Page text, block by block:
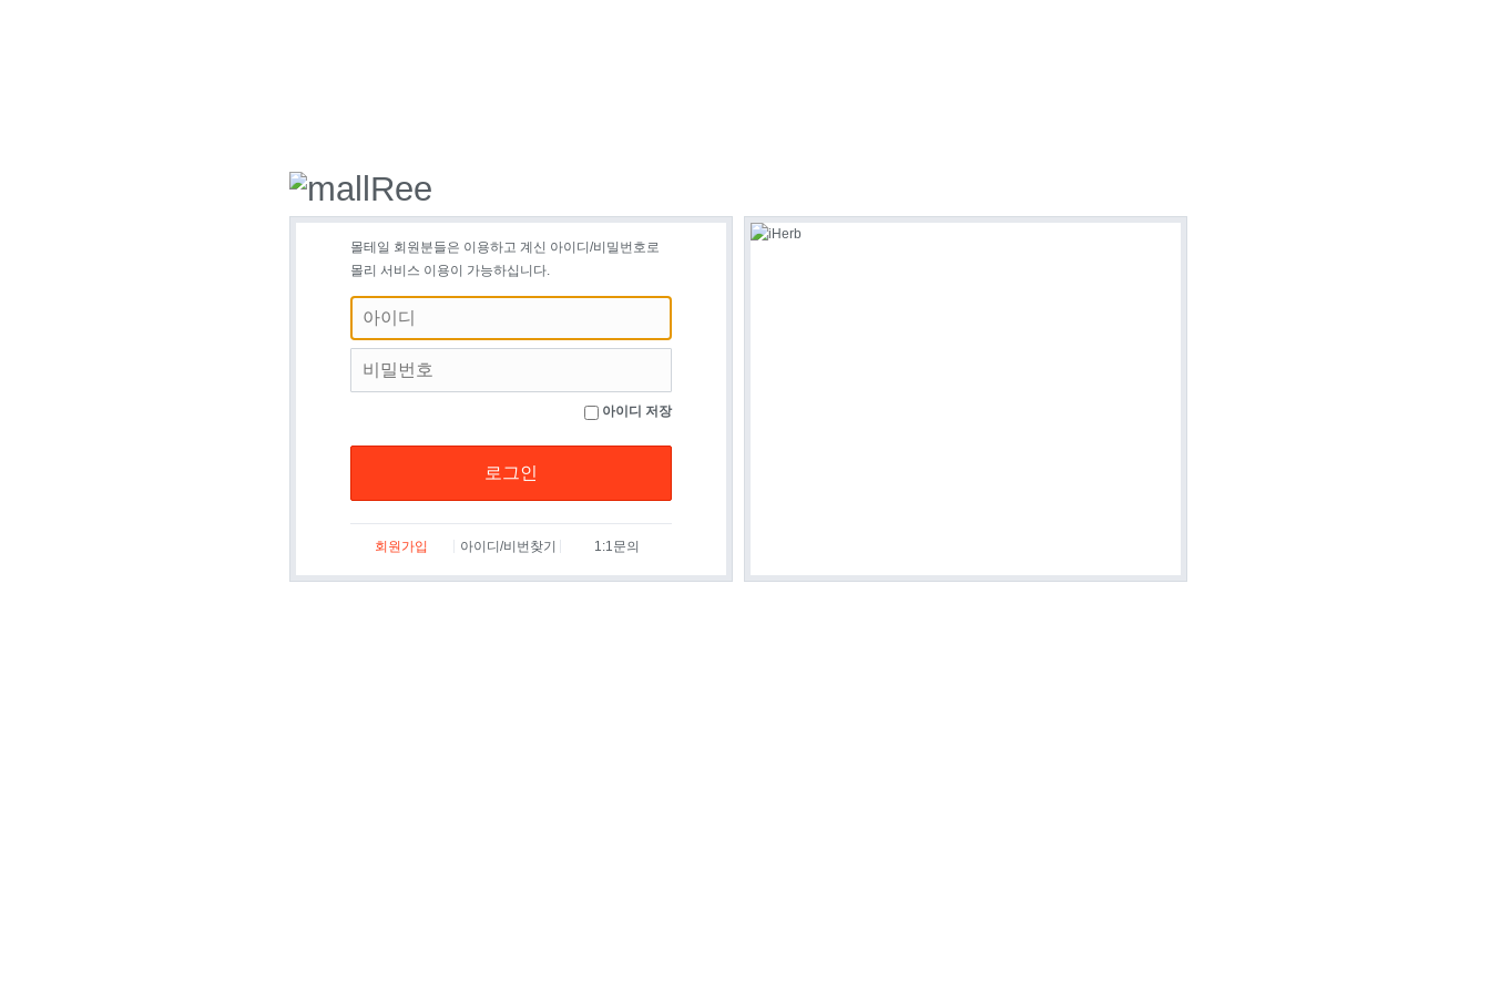
몰테일 회원분들은 이용하고 계신 아이디/비밀번호로
몰리 서비스 이용이 가능하십니다.
아이디 저장
로그인
회원가입 아이디/비번찾기 1:1문의